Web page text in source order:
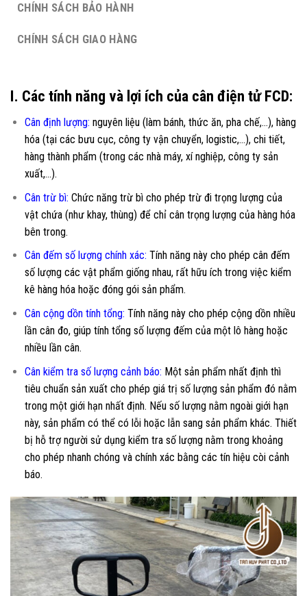
CHÍNH SÁCH BẢO HÀNH
CHÍNH SÁCH GIAO HÀNG
I. Các tính năng và lợi ích của cân điện tử FCD:
Cân định lượng: nguyên liệu (làm bánh, thức ăn, pha chế,…), hàng
hóa (tại các bưu cục, công ty vận chuyển, logistic,…), chi tiết,
hàng thành phẩm (trong các nhà máy, xí nghiệp, công ty sản
xuất,…).
Cân trừ bì: Chức năng trừ bì cho phép trừ đi trọng lượng của
vật chứa (như khay, thùng) để chỉ cân trọng lượng của hàng hóa
bên trong.
Cân đếm số lượng chính xác: Tính năng này cho phép cân đếm
số lượng các vật phẩm giống nhau, rất hữu ích trong việc kiểm
kê hàng hóa hoặc đóng gói sản phẩm.
Cân cộng dồn tính tổng: Tính năng này cho phép cộng dồn nhiều
lần cân đo, giúp tính tổng số lượng đếm của một lô hàng hoặc
nhiều lần cân.
Cân kiểm tra số lượng cảnh báo: Một sản phẩm nhất định thì
tiêu chuẩn sản xuất cho phép giá trị số lượng sản phẩm đó nằm
trong một giới hạn nhất định. Nếu số lượng nằm ngoài giới hạn
này, sản phẩm có thể có lỗi hoặc lẫn sang sản phẩm khác. Thiết
bị hỗ trợ người sử dụng kiểm tra số lượng nằm trong khoảng
cho phép nhanh chóng và chính xác bằng các tín hiệu còi cảnh
báo.